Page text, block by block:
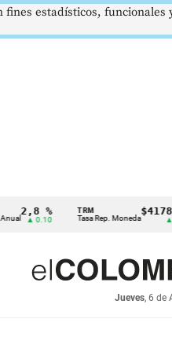
%
0.10
TRM
Tasa Rep. Moneda
$4178,23
▲ 0.42
Jueves, 6 de
estadísticos,